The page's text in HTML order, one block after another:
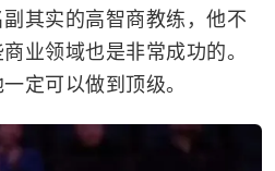
其实的高智商教练，他不
业领域也是非常成功的。
定可以做到顶级。